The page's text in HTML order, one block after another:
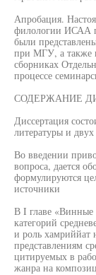
Апробация.
филологии ИСАА
были
при МГУ, а также
сборниках
процессе
СОДЕРЖАНИЕ
Диссертация
литературы и
Во введении
вопроса, дается
формулируются
источники
В I главе «Винные
категорий
и роль хамриййат
представлениям
цитируемых в
жанра на